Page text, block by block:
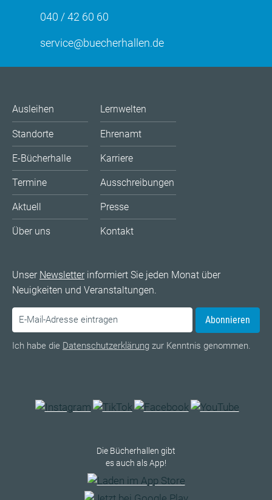
040 / 42 60 60
service@buecherhallen.de
Ausleihen
Standorte
E-Bücherhalle
Termine
Aktuell
Über uns
Lernwelten
Ehrenamt
Karriere
Ausschreibungen
Presse
Kontakt
Unser Newsletterinformiert Sie jeden Monat über
Neuigkeiten und Veranstaltungen.
Abonnieren
Ich habe die Datenschutzerklärung zur Kenntnis genommen.
Die Bücherhallen gibt
es auch als App!